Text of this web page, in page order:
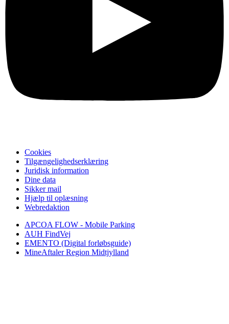
Cookies
Tilgængelighedserklæring
Juridisk information
Dine data
Sikker mail
Hjælp til oplæsning
Webredaktion
APCOA FLOW - Mobile Parking
AUH FindVej
EMENTO (Digital forløbsguide)
MineAftaler Region Midtjylland